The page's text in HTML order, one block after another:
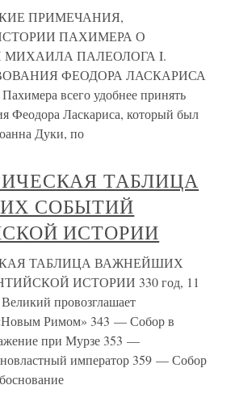
ПРИМЕЧАНИЯ,
ПАХИМЕРА О
ПАЛЕОЛОГА I.
ФЕОДОРА ЛАСКАРИСА
всего удобнее принять
Феодора Ласкариса, который был
Дуки, по
ТАБЛИЦА
СОБЫТИЙ
ИСТОРИИ
ТАБЛИЦА ВАЖНЕЙШИХ
ИСТОРИИ 330 год, 11
провозглашает
Римом» 343 — Собор в
при Мурзе 353 —
император 359 — Собор